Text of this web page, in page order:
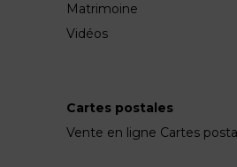
Matrimoine
Vidéos
Cartes postales
Vente en ligne Cartes